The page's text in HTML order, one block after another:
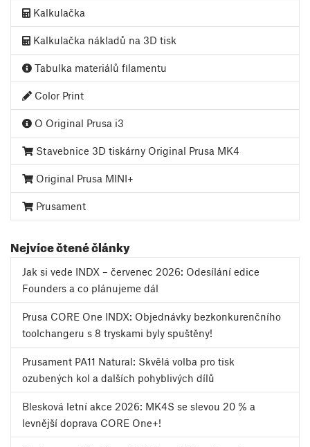
Kalkulačka
Kalkulačka nákladů na 3D tisk
Tabulka materiálů filamentu
Color Print
O Original Prusa i3
Stavebnice 3D tiskárny Original Prusa MK4
Original Prusa MINI+
Prusament
Nejvíce čtené články
Jak si vede INDX – červenec 2026: Odesílání edice
Founders a co plánujeme dál
Prusa CORE One INDX: Objednávky bezkonkurenčního
toolchangeru s 8 tryskami byly spuštěny!
Prusament PA11 Natural: Skvělá volba pro tisk
ozubených kol a dalších pohyblivých dílů
Blesková letní akce 2026: MK4S se slevou 20 % a
levnější doprava CORE One+!